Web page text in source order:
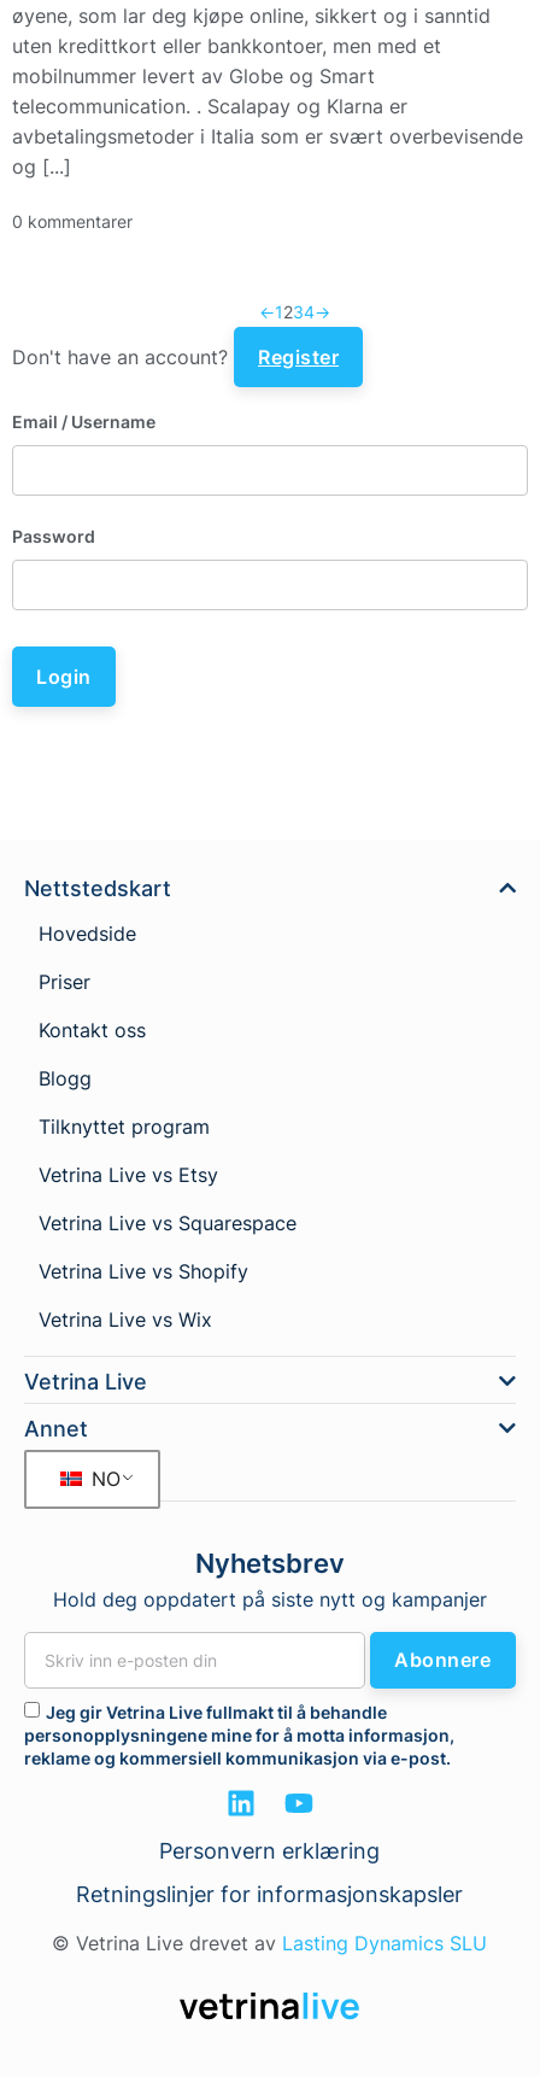
øyene, som lar deg kjøpe online, sikkert og i sanntid
uten kredittkort eller bankkontoer, men med et
mobilnummer levert av Globe og Smart
telecommunication. . Scalapay og Klarna er
avbetalingsmetoder i Italia som er svært overbevisende
og [...]
0 kommentarer
←1234→
Don't have an account? Register
Email / Username
Password
Login
Nettstedskart
Hovedside
Priser
Kontakt oss
Blogg
Tilknyttet program
Vetrina Live vs Etsy
Vetrina Live vs Squarespace
Vetrina Live vs Shopify
Vetrina Live vs Wix
Vetrina Live
Annet
NO
Nyhetsbrev
Hold deg oppdatert på siste nytt og kampanjer
Jeg gir Vetrina Live fullmakt til å behandle
personopplysningene mine for å motta informasjon,
reklame og kommersiell kommunikasjon via e-post.
Abonnere
Personvern erklæring
Retningslinjer for informasjonskapsler
© Vetrina Live drevet av Lasting Dynamics SLU